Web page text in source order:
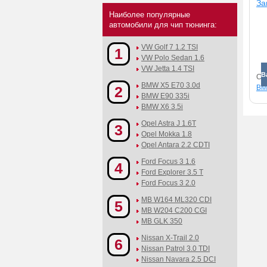
Наиболее популярные
автомобили для чип тюнинга:
1
VW Golf 7 1.2 TSI
VW Polo Sedan 1.6
VW Jetta 1.4 TSI
2
BMW X5 E70 3.0d
BMW E90 335i
BMW X6 3.5i
3
Opel Astra J 1.6T
Opel Mokka 1.8
Opel Antara 2.2 CDTI
4
Ford Focus 3 1.6
Ford Explorer 3.5 T
Ford Focus 3 2.0
5
MB W164 ML320 CDI
MB W204 C200 CGI
MB GLK 350
6
Nissan X-Trail 2.0
Nissan Patrol 3.0 TDI
Nissan Navara 2.5 DCI